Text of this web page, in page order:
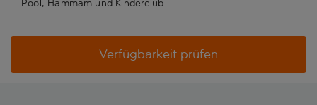
Pool, Hammam und Kinderclub
Verfügbarkeit prüfen